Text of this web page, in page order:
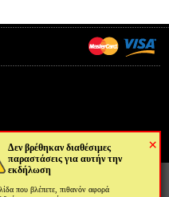
×
Δεν βρέθηκαν διαθέσιμες
παραστάσεις για αυτήν την
εκδήλωση
που βλέπετε, πιθανόν αφορά
φυλλομετρητή σας
τρόπο θα
συνεργαζόμενες